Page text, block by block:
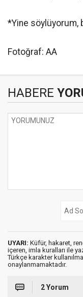
*Yine söylüyorum,
Fotoğraf: AA
HABERE
UYARI: Küfür, hakaret,
içeren, imla kuralları ile
Türkçe karakter
onaylanmamaktadır.
2 Yorum